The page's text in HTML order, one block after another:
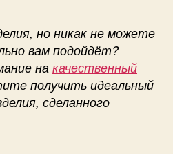
но никак не можете
вам подойдёт?
на качественный
получить идеальный
сделанного